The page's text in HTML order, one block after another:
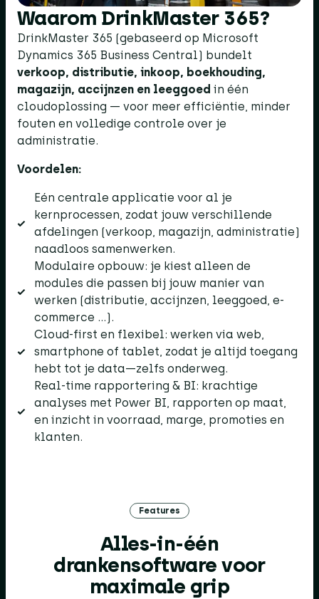
Waarom DrinkMaster 365?​
DrinkMaster 365 (gebaseerd op Microsoft
Dynamics 365 Business Central) bundelt
verkoop, distributie, inkoop, boekhouding,
magazijn, accijnzen en leeggoed in één
cloudoplossing — voor meer efficiëntie, minder
fouten en volledige controle over je
administratie.
Voordelen:
Eén centrale applicatie voor al je
kernprocessen, zodat jouw verschillende
afdelingen (verkoop, magazijn, administratie)
naadloos samenwerken.
Modulaire opbouw: je kiest alleen de
modules die passen bij jouw manier van
werken (distributie, accijnzen, leeggoed, e-
commerce …).
Cloud-first en flexibel: werken via web,
smartphone of tablet, zodat je altijd toegang
hebt tot je data—zelfs onderweg.
Real-time rapportering & BI: krachtige
analyses met Power BI, rapporten op maat,
en inzicht in voorraad, marge, promoties en
klanten.
Features
Alles-in-één
drankensoftware voor
maximale grip​